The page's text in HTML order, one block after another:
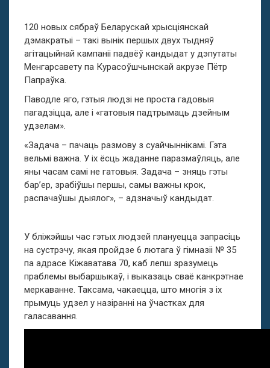
120 новых сябраў Беларускай хрысціянскай
дэмакратыі – такі вынік першых двух тыдняў
агітацыйнай кампаніі падвёў кандыдат у дэпутаты
Менгарсавету па Курасоўшчынскай акрузе Пётр
Папраўка.
Паводле яго, гэтыя людзі не проста гадовыя
пагадзіцца, але і «гатовыя падтрымаць дзейным
удзелам».
«Задача – пачаць размову з суайчыннікамі. Гэта
вельмі важна. У іх ёсць жаданне паразмаўляць, але
яны часам самі не гатовыя. Задача – зняць гэты
бар’ер, зрабіўшы першы, самы важны крок,
распачаўшы дыялог», – адзначыў кандыдат.
У бліжэйшы час гэтых людзей плануецца запрасіць
на сустрэчу, якая пройдзе 6 лютага ў гімназіі № 35
па адрасе Кіжаватава 70, каб лепш зразумець
праблемы выбаршыкаў, і выказаць сваё канкрэтнае
меркаванне. Таксама, чакаецца, што многія з іх
прымуць удзел у назіранні на ўчастках для
галасавання.